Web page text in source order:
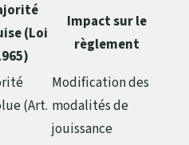
(Loi
Impact sur le
règlement
(Art.
Modification des
modalités de
jouissance